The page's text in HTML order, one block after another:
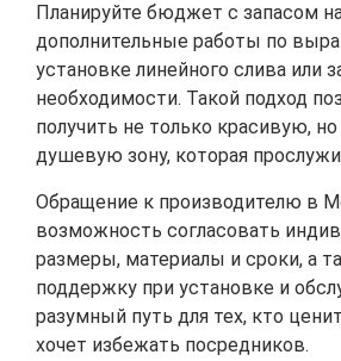
Планируйте бюджет с запасом
дополнительные работы по
установке линейного слива или
необходимости. Такой подход
получить не только красивую,
душевую зону, которая
Обращение к производителю в
возможность согласовать
размеры, материалы и сроки, а
поддержку при установке и
разумный путь для тех, кто
хочет избежать посредников.